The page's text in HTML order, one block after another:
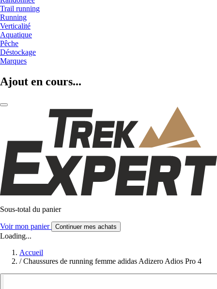
Trail running
Running
Verticalité
Aquatique
Pêche
Déstockage
Marques
Ajout en cours...
Sous-total du panier
Voir mon panier Continuer mes achats
Loading...
Accueil
/ Chaussures de running femme adidas Adizero Adios Pro 4